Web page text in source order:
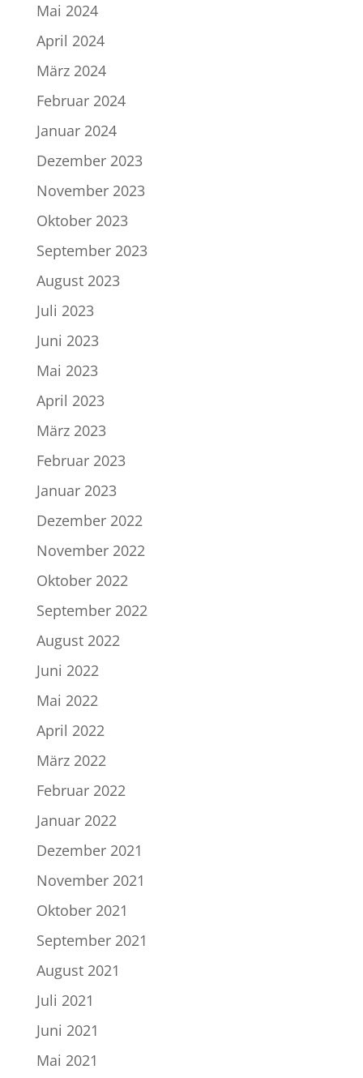
Mai 2024
April 2024
März 2024
Februar 2024
Januar 2024
Dezember 2023
November 2023
Oktober 2023
September 2023
August 2023
Juli 2023
Juni 2023
Mai 2023
April 2023
März 2023
Februar 2023
Januar 2023
Dezember 2022
November 2022
Oktober 2022
September 2022
August 2022
Juni 2022
Mai 2022
April 2022
März 2022
Februar 2022
Januar 2022
Dezember 2021
November 2021
Oktober 2021
September 2021
August 2021
Juli 2021
Juni 2021
Mai 2021